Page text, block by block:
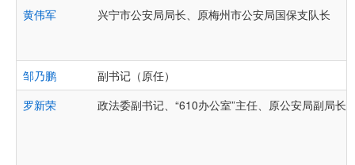
黄伟军 兴宁市公安局局长、原梅州市公安局国保支队长
邹乃鹏
副书记（原任）
罗新荣
政法委副书记、“610办公室”主任、原公安局副局长